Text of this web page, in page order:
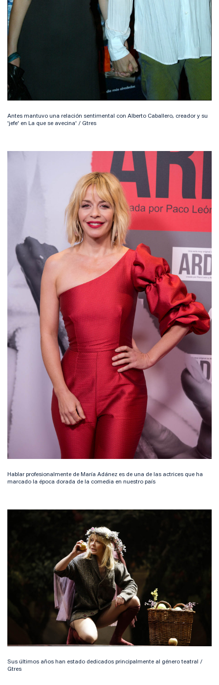
Antes mantuvo una relación sentimental con Alberto Caballero, creador y su
'jefe' en La que se avecina' / Gtres
Hablar profesionalmente de María Adánez es de una de las actrices que ha
marcado la época dorada de la comedia en nuestro país
Sus últimos años han estado dedicados principalmente al género teatral /
Gtres